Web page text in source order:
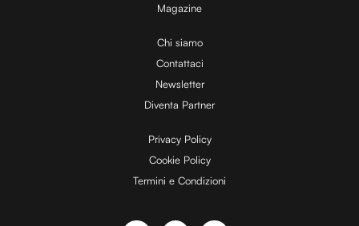
i
d
e
o
Magazine
Chi siamo
Contattaci
Newsletter
Diventa Partner
Privacy Policy
Cookie Policy
Termini e Condizioni